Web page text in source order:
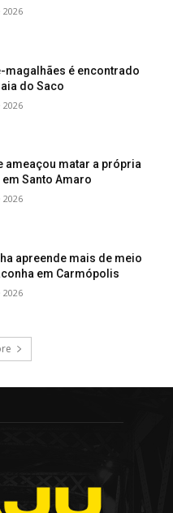
magalhães é encontrado
do Saco
ameaçou matar a própria
Santo Amaro
apreende mais de meio
em Carmópolis